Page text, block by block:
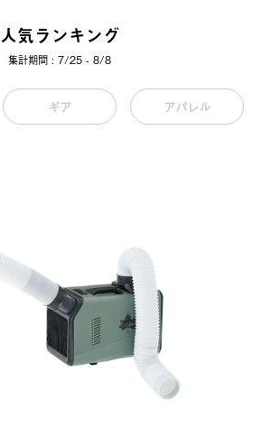
人気ランキング
集計期間 : 7/25 - 8/8
ギア アパレル